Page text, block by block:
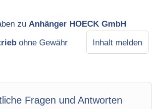
zu Anhänger HOECK GmbH
ohne Gewähr Inhalt melden
Fragen und Antworten